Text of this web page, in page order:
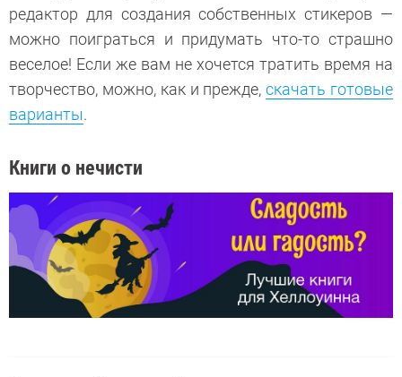
редактор для создания собственных стикеров —
можно поиграться и придумать что-то страшно
веселое! Если же вам не хочется тратить время на
творчество, можно, как и прежде,скачать готовые
варианты.
Книги о нечисти